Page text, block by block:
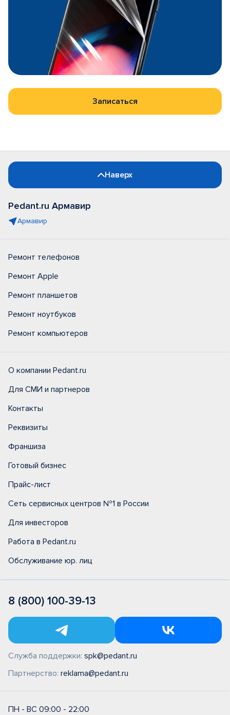
Записаться
Наверх
Pedant.ru Армавир
Армавир
Ремонт телефонов
Ремонт Apple
Ремонт планшетов
Ремонт ноутбуков
Ремонт компьютеров
О компании Pedant.ru
Для СМИ и партнеров
Контакты
Реквизиты
Франшиза
Готовый бизнес
Прайс-лист
Сеть сервисных центров №1 в России
Для инвесторов
Работа в Pedant.ru
Обслуживание юр. лиц
8 (800) 100-39-13
Служба поддержки: spk@pedant.ru
Партнерство: reklama@pedant.ru
ПН - ВС 09:00 - 22:00